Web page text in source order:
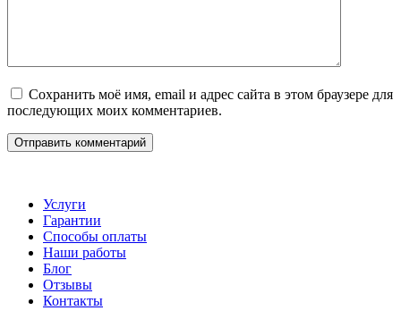
Сохранить моё имя, email и адрес сайта в этом браузере для
последующих моих комментариев.
Услуги
Гарантии
Способы оплаты
Наши работы
Блог
Отзывы
Контакты